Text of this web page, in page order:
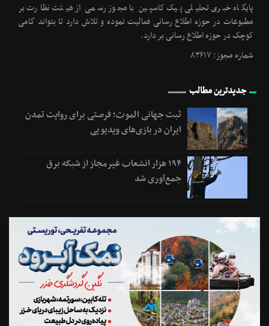
پایگاه خبری تحلیلی پیک کاسپین با مجوز رسمی از هیئت نظارت بر
مطبوعات در حوزه اطلاع رسانی فعالیت نموده و تلاش دارد تا بتواند گامی
کوچک در حوزه اطلاع رسانی بر دارد.
شماره مجوز: ۸۳۶۱۷
جدیدترین مطالب
ثبت جهانی الموت؛ فرصتی برای روایت تمدن
ایران در بازی‌های ویدیویی
۱۹۴ هزار انشعاب غیرمجاز از شبکه برق
جمع‌آوری شد